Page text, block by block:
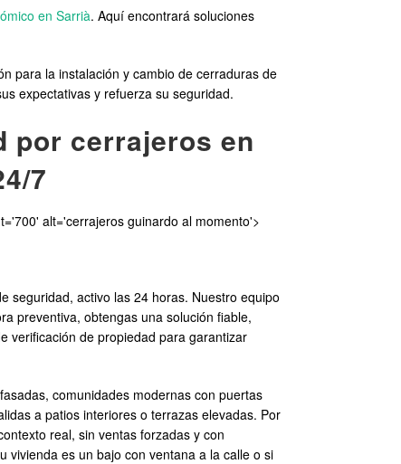
en Sarrià. Aquí encontrará soluciones
para la instalación y cambio de cerraduras de
expectativas y refuerza su seguridad.
por cerrajeros en
7
alt='cerrajeros guinardo al momento'>
seguridad, activo las 24 horas. Nuestro equipo
preventiva, obtengas una solución fiable,
verificación de propiedad para garantizar
comunidades modernas con puertas
a patios interiores o terrazas elevadas. Por
real, sin ventas forzadas y con
vivienda es un bajo con ventana a la calle o si